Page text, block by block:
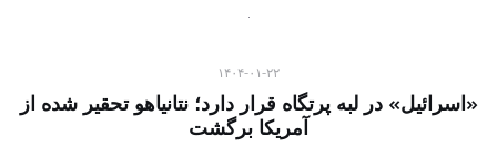
۱۴۰۴-۰۱-۲۲
«اسرائیل» در لبه پرتگاه قرار دارد؛ نتانیاهو تحقیر شده از
آمریکا برگشت